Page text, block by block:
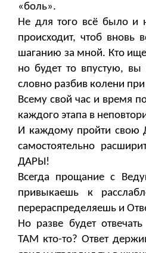
«боль».
Не для того всё было и
происходит, чтоб вновь
шаганию за мной. Кто
но будет то впустую, вы
словно разбив колени
Всему свой час и время
каждого этапа в
И каждому пройти свою
самостоятельно
ДАРЫ!
Всегда прощание с
привыкаешь к
перераспределяешь и
Но разве будет
ТАМ кто-то? Ответ